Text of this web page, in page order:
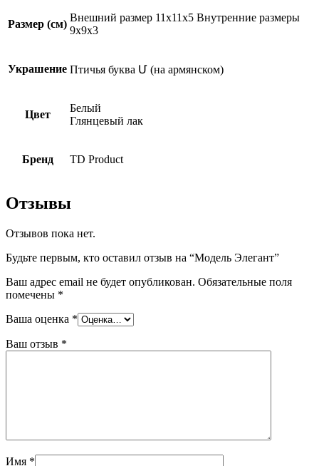
Размер (см)
Внешний размер 11x11x5 Внутренние размеры
9x9x3
Украшение Птичья буква Մ (на армянском)
Цвет
Белый
Глянцевый лак
Бренд TD Product
Отзывы
Отзывов пока нет.
Будьте первым, кто оставил отзыв на “Модель Элегант”
Ваш адрес email не будет опубликован. Обязательные поля
помечены *
Ваша оценка *
Ваш отзыв *
Имя *